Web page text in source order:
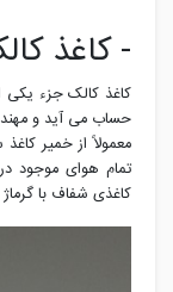
- کاغذ
کاغذ کالک جزء یکی
حساب می آید و
معمولاً از خمیر
تمام هوای موجود
کاغذی شفاف با گرماژ ۴۲ تا ۲۸۰ (g/m۲) می باشد.